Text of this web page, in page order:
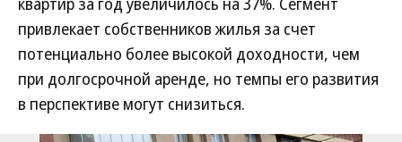
привлекает собственников жилья за счет
потенциально более высокой доходности, чем
при долгосрочной аренде, но темпы его развития
в перспективе могут снизиться.